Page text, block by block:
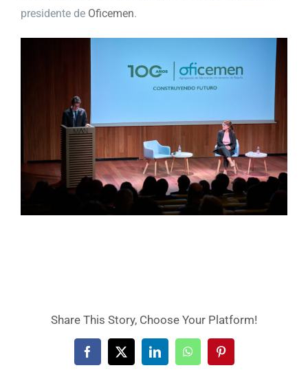
presidente de Oficemen.
Share This Story, Choose Your Platform!
Facebook
X LinkedInWhatsAppPinterest